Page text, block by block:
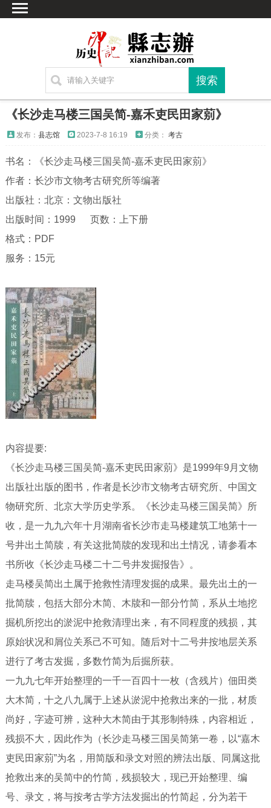
方志
繁体字转换
联系方式
《长沙走马楼三国吴简-嘉禾吏民田家莂》
发布： 县志馆 2023-7-8 16:19 分类： 考古
书名：《长沙走马楼三国吴简-嘉禾吏民田家莂》
作者：长沙市文物考古研究所等编著
出版社：北京：文物出版社
出版时间：1999 页数：上下册
格式：PDF
服务：15元
内容提要:
《长沙走马楼三国吴简-嘉禾吏民田家莂》是1999年9月文物
出版社出版的图书，作者是长沙市文物考古研究所、中国文
物研究所、北京大学历史学系。《长沙走马楼三国吴简》所
收，是一九九六年十月湖南省长沙市走马楼建筑工地第十一
号井出土简牍，有关这批简牍的发现和出土情况，请参看本
书所收《长沙走马楼二十二号井发掘报告》。
走马楼吴简出土属于抢救性清理发掘的成果。最先出土的一
批简牍，包括大部分木简、木牍和一部分竹简，系从土地挖
掘机所挖出的淤泥中抢救清理出来，有不同程度的残损，其
原始状况和屑位关系己不可知。随后对十二号井按地层关系
进行了考古发掘，多数竹简为后掘所获。
一九九七年开始整理的一千一百四十一枚（含残片）佃田类
大木简，十之八九属于上述从淤泥中抢救出来的一批，材质
尚好，字迹可辨，这种大木简由于其形制特殊，内容相近，
残损不大，因此作为（长沙走马楼三国吴简第一卷，以“嘉木
吏民田家莂”为名，用简版和录文对照的辨法出版、同属这批
抢救出来的吴简中的竹简，残损较大，现已开始整理、编
号、录文，将与按考古学方法发掘出的竹简起，分为若干